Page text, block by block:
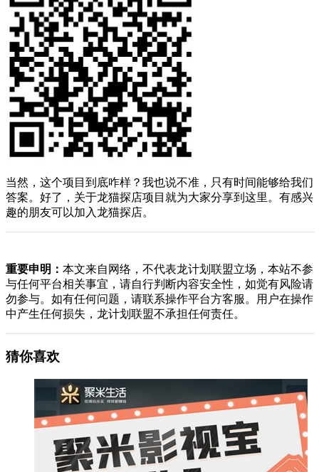
当然，这个项目到底咋样？我也说不准，只有时间能够给我们
答案。好了，关于龙猫探店项目就为大家分享到这里。有感兴
趣的朋友可以加入龙猫探店。
重要申明： 本文来自网络，不代表龙计划联盟立场，本站不参
与任何平台相关事宜，请自行判断内容安全性，如觉有风险请
勿参与。如有任何问题，请联系操作平台方客服。用户在操作
中产生任何损失，龙计划联盟不承担任何责任。
猜你喜欢